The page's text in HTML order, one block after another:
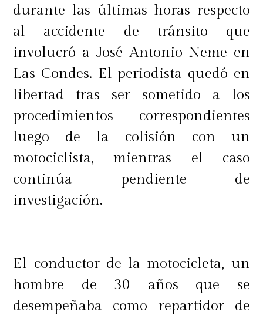
durante las últimas horas respecto
al accidente de tránsito que
involucró a José Antonio Neme en
Las Condes. El periodista quedó en
libertad tras ser sometido a los
procedimientos correspondientes
luego de la colisión con un
motociclista, mientras el caso
continúa pendiente de
investigación.
El conductor de la motocicleta, un
hombre de 30 años que se
desempeñaba como repartidor de